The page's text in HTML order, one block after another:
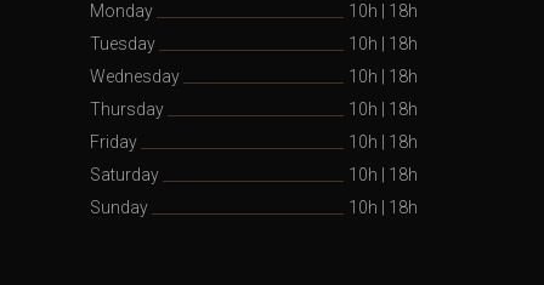
Monday 10h
18h
Tuesday
10h
18h
Wednesday
10h
18h
Thursday
10h
18h
Friday
10h
18h
Saturday
10h
18h
Sunday
10h 18h